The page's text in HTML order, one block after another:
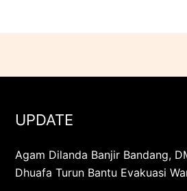
UPDATE
Agam Dilanda Banjir Bandang,
Dhuafa Turun Bantu Evakuasi